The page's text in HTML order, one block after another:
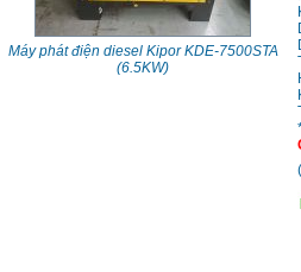
Máy phát điện diesel Kipor KDE-7500STA
(6.5KW)
(